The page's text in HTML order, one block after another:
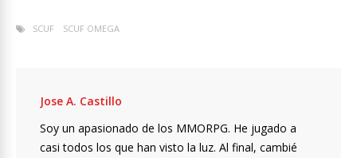
SCUF SCUF OMEGA
Jose A. Castillo
Soy un apasionado de los MMORPG. He jugado a
casi todos los que han visto la luz. Al final, cambié